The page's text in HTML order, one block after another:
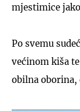
mjestimice
Po svemu
većinom kiša
obilna oborina,